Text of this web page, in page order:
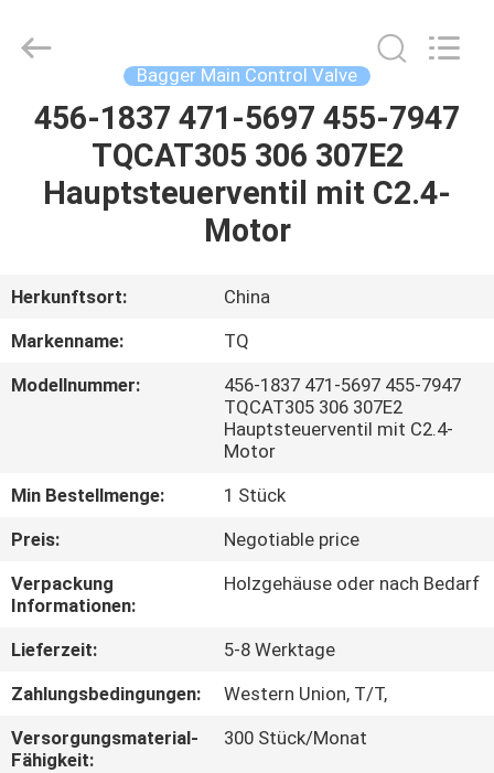
STARTSEITE
PRODUKTE
VR
FABRIK
TOUR
QUALITÄTSKONTROLLE
KONTAKT
Machinery
Reserved.
Bagger Main Control Valve
456-1837 471-5697 455-7947
TQCAT305 306 307E2
Hauptsteuerventil mit C2.4-
Motor
Herkunftsort:
China
Markenname:
TQ
Modellnummer:
456-1837 471-5697 455-7947
TQCAT305 306 307E2
Hauptsteuerventil mit C2.4-
Motor
Min Bestellmenge:
1 Stück
Preis:
Negotiable price
Verpackung
Informationen:
Holzgehäuse oder nach Bedarf
Lieferzeit:
5-8 Werktage
Zahlungsbedingungen:
Western Union, T/T,
Versorgungsmaterial-
Fähigkeit:
300 Stück/Monat